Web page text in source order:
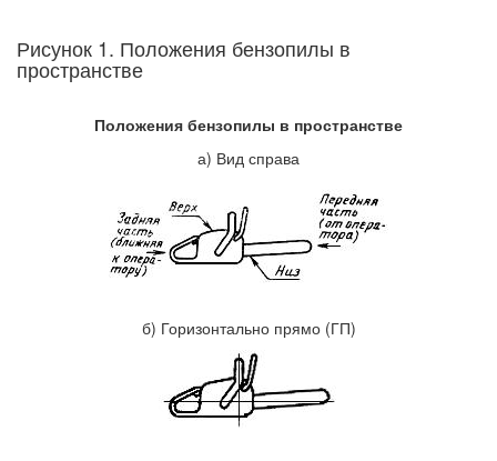
Рисунок 1. Положения бензопилы в
пространстве
Положения бензопилы в пространстве
а) Вид справа
б) Горизонтально прямо (ГП)